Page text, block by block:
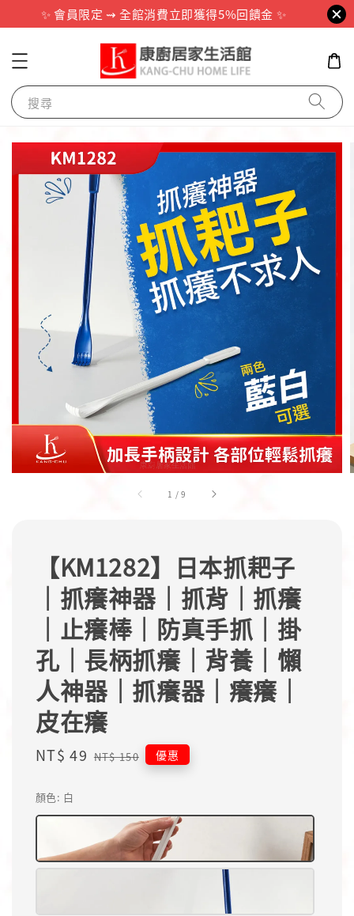
✨ 會員限定 ⇝ 全館消費立即獲得5%回饋金 ✨
搜尋
1 /9
【KM1282】日本抓耙子
｜抓癢神器｜抓背｜抓癢
｜止癢棒｜防真手抓｜掛
孔｜長柄抓癢｜背養｜懶
人神器｜抓癢器｜癢癢｜
皮在癢
Sale
NT$ 49 Regular
NT$ 150 優惠
顏色: 白